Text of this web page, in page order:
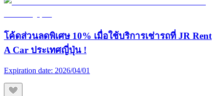
โค้ดส่วนลดพิเศษ 10% เมื่อใช้บริการเช่ารถที่ JR Rent
A Car ประเทศญี่ปุ่น !
Expiration date: 2026/04/01